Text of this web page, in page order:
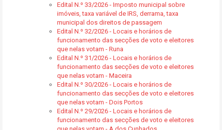
Edital N.º 33/2026 - Imposto municipal sobre
imóveis, taxa variável de IRS, derrama, taxa
municipal dos direitos de passagem
Edital N.º 32/2026 - Locais e horários de
funcionamento das secções de voto e eleitores
que nelas votam - Runa
Edital N.º 31/2026 - Locais e horários de
funcionamento das secções de voto e eleitores
que nelas votam - Maceira
Edital N.º 30/2026 - Locais e horários de
funcionamento das secções de voto e eleitores
que nelas votam - Dois Portos
Edital N.º 29/2026 - Locais e horários de
funcionamento das secções de voto e eleitores